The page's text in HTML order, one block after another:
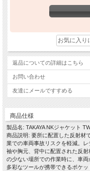
返品についての詳細はこちら
お問い合わせ
友達にメールですすめる
商品仕様
製品名: TAKAYA NKジャケット
商品説明: 要所に配置した反射材
業での車両事故リスクを軽減。
袖や胸元、背中に配置された反
の少ない場所での作業時に、車
多彩なツールが携帯できるポケ